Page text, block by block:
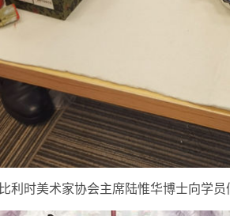
比利时美术家协会主席陆惟华博士向学